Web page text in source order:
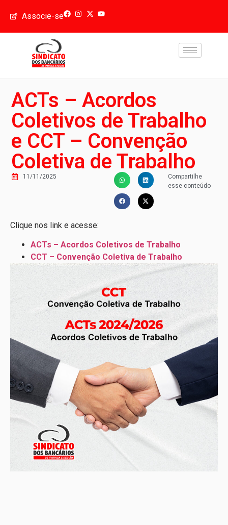
Associe-se
ACTs – Acordos
Coletivos de Trabalho
e CCT – Convenção
Coletiva de Trabalho
11/11/2025
Compartilhe
esse conteúdo
Clique nos link e acesse:
ACTs – Acordos Coletivos de Trabalho
CCT – Convenção Coletiva de Trabalho